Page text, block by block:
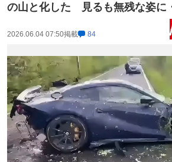
の山と化した 見るも無残な姿に
2026.06.04 07:50掲載 84